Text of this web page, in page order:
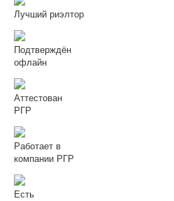
Лучший риэлтор
Подтверждён
офлайн
Аттестован
РГР
Работает в
компании РГР
Есть